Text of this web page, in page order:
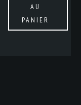
AU
PANIER